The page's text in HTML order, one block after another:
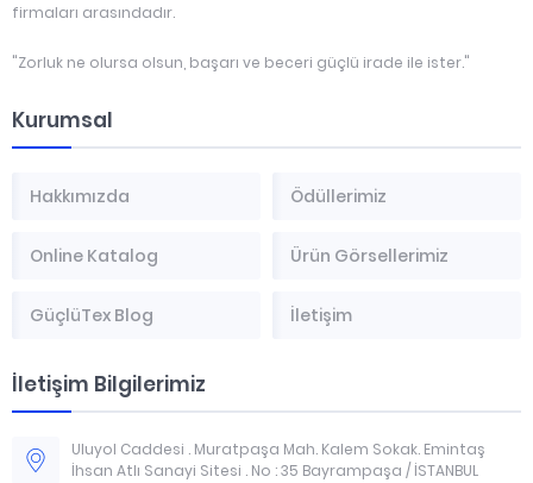
firmaları arasındadır.
"Zorluk ne olursa olsun, başarı ve beceri güçlü irade ile ister."
Kurumsal
Hakkımızda Ödüllerimiz
Online Katalog Ürün Görsellerimiz
GüçlüTex Blog İletişim
İletişim Bilgilerimiz
Uluyol Caddesi . Muratpaşa Mah. Kalem Sokak. Emintaş
İhsan Atlı Sanayi Sitesi . No : 35 Bayrampaşa / İSTANBUL